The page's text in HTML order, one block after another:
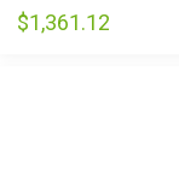
$1,361.12